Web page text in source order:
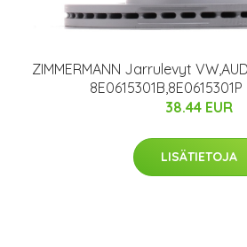
ZIMMERMANN Jarrulevyt
38.44 EUR
LISÄTIETOJA